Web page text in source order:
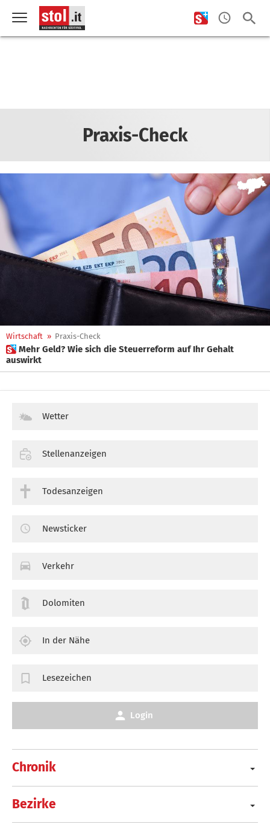
Praxis-Check
Wirtschaft » Praxis-Check
 Mehr Geld? Wie sich die Steuerreform auf Ihr Gehalt
auswirkt
Chronik
Bezirke
Wetter
Stellenanzeigen
Todesanzeigen
Newsticker
Verkehr
Dolomiten
In der Nähe
Lesezeichen
Login